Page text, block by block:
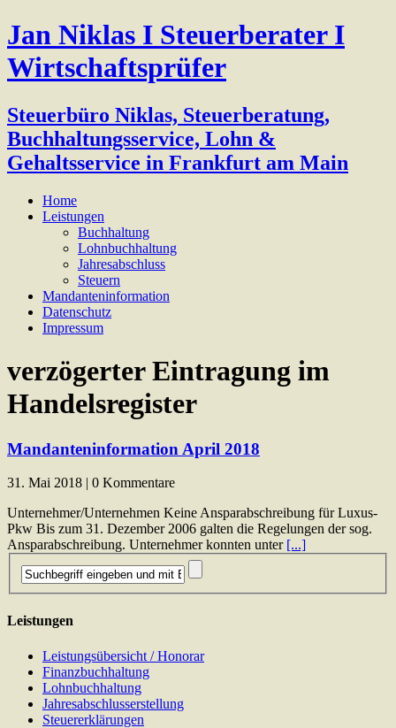
Jan Niklas I Steuerberater I
Wirtschaftsprüfer
Steuerbüro Niklas, Steuerberatung,
Buchhaltungsservice, Lohn &
Gehaltsservice in Frankfurt am Main
Home
Leistungen
Buchhaltung
Lohnbuchhaltung
Jahresabschluss
Steuern
Mandanteninformation
Datenschutz
Impressum
verzögerter Eintragung im
Handelsregister
Mandanteninformation April 2018
31. Mai 2018 | 0 Kommentare
Unternehmer/Unternehmen Keine Ansparabschreibung für Luxus-
Pkw Bis zum 31. Dezember 2006 galten die Regelungen der sog.
Ansparabschreibung. Unternehmer konnten unter [...]
Leistungen
Leistungsübersicht / Honorar
Finanzbuchhaltung
Lohnbuchhaltung
Jahresabschlusserstellung
Steuererklärungen